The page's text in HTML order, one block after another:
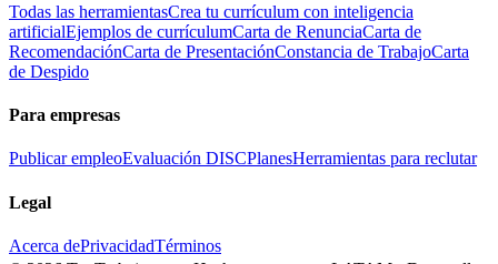
Todas las herramientasCrea tu currículum con inteligencia
artificialEjemplos de currículumCarta de RenunciaCarta de
RecomendaciónCarta de PresentaciónConstancia de TrabajoCarta
de Despido
Para empresas
Publicar empleoEvaluación DISCPlanesHerramientas para reclutar
Legal
Acerca dePrivacidadTérminos